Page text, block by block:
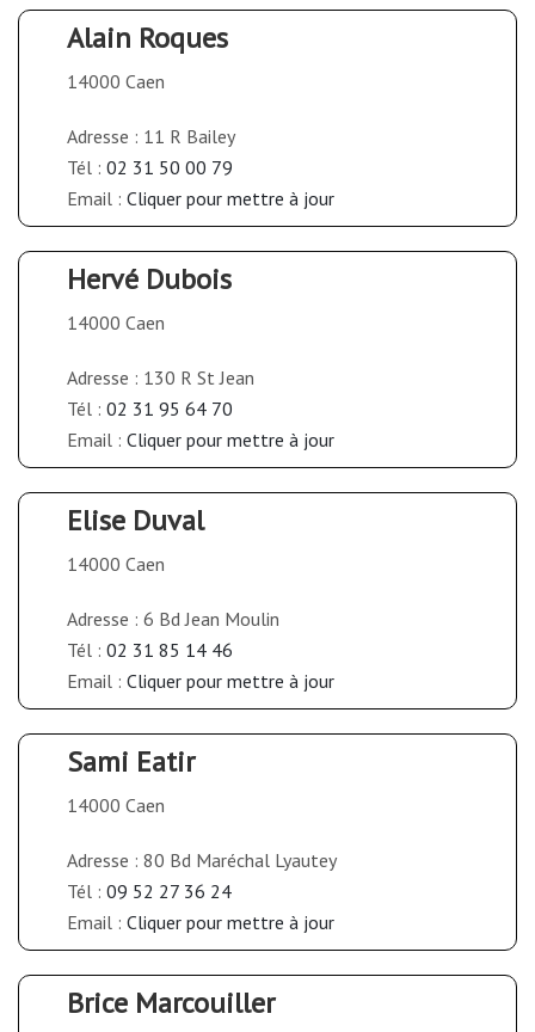
Alain Roques
14000 Caen
Adresse : 11 R Bailey
Tél : 02 31 50 00 79
Email : Cliquer pour mettre à jour
Hervé Dubois
14000 Caen
Adresse : 130 R St Jean
Tél : 02 31 95 64 70
Email : Cliquer pour mettre à jour
Elise Duval
14000 Caen
Adresse : 6 Bd Jean Moulin
Tél : 02 31 85 14 46
Email : Cliquer pour mettre à jour
Sami Eatir
14000 Caen
Adresse : 80 Bd Maréchal Lyautey
Tél : 09 52 27 36 24
Email : Cliquer pour mettre à jour
Brice Marcouiller